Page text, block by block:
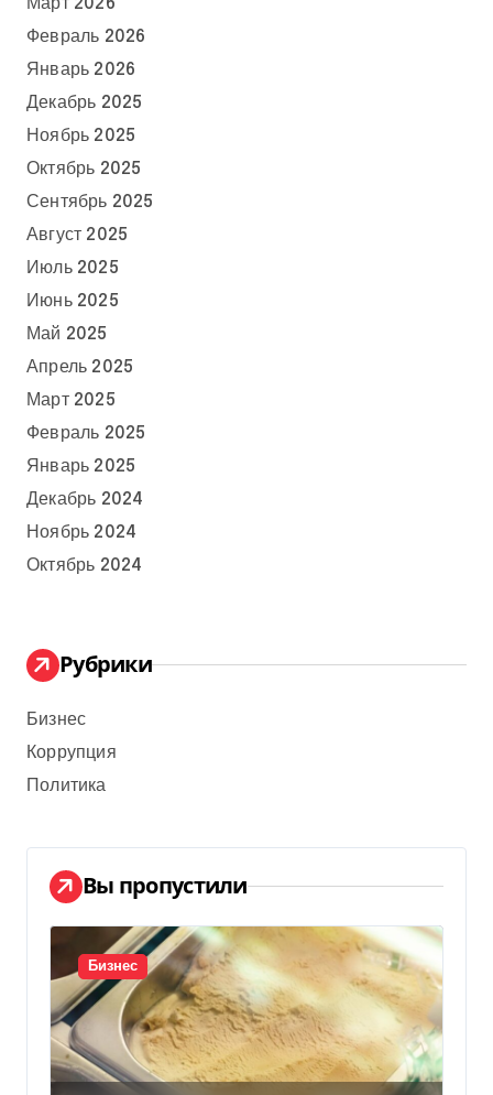
Март 2026
Февраль 2026
Январь 2026
Декабрь 2025
Ноябрь 2025
Октябрь 2025
Сентябрь 2025
Август 2025
Июль 2025
Июнь 2025
Май 2025
Апрель 2025
Март 2025
Февраль 2025
Январь 2025
Декабрь 2024
Ноябрь 2024
Октябрь 2024
Рубрики
Бизнес
Коррупция
Политика
Вы пропустили
Бизнес